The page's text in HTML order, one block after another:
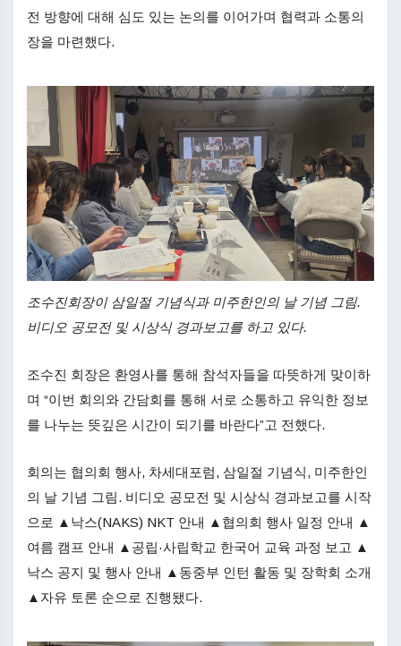
전 방향에 대해 심도 있는 논의를 이어가며 협력과 소통의
장을 마련했다.
조수진회장이 삼일절 기념식과 미주한인의 날 기념 그림.
비디오 공모전 및 시상식 경과보고를 하고 있다.
조수진 회장은 환영사를 통해 참석자들을 따뜻하게 맞이하
며 “이번 회의와 간담회를 통해 서로 소통하고 유익한 정보
를 나누는 뜻깊은 시간이 되기를 바란다”고 전했다.
회의는 협의회 행사, 차세대포럼, 삼일절 기념식, 미주한인
의 날 기념 그림. 비디오 공모전 및 시상식 경과보고를 시작
으로 ▲낙스(NAKS) NKT 안내 ▲협의회 행사 일정 안내 ▲
여름 캠프 안내 ▲공립·사립학교 한국어 교육 과정 보고 ▲
낙스 공지 및 행사 안내 ▲동중부 인턴 활동 및 장학회 소개
▲자유 토론 순으로 진행됐다.